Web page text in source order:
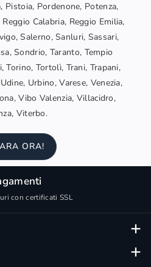
Pistoia, Pordenone, Potenza,
Calabria, Reggio Emilia,
Salerno, Sanluri, Sassari,
Sondrio, Taranto, Tempio
Torino, Tortolì, Trani, Trapani,
Urbino, Varese, Venezia,
Vibo Valenzia, Villacidro,
Viterbo.
ORA!
con certificati SSL
certificati, testati